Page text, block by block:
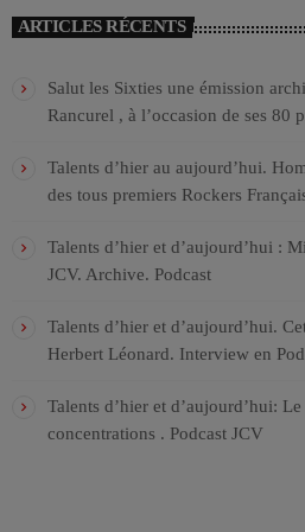
ARTICLES RÉCENTS
Salut les Sixties une émission
Rancurel , à l’occasion de ses 80
Talents d’hier au aujourd’hui.
des tous premiers Rockers
Talents d’hier et d’aujourd’hui :
JCV. Archive. Podcast
Talents d’hier et d’aujourd’hui.
Herbert Léonard. Interview en
Talents d’hier et d’aujourd’hui:
concentrations . Podcast JCV